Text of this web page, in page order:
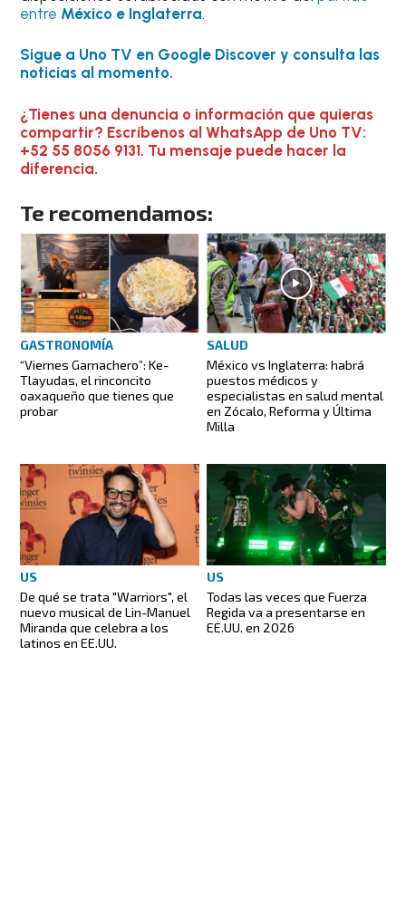
entre México e Inglaterra.
Sigue a Uno TV en Google Discover y consulta las
noticias al momento.
¿Tienes una denuncia o información que quieras
compartir? Escríbenos al WhatsApp de Uno TV:
+52 55 8056 9131. Tu mensaje puede hacer la
diferencia.
Te recomendamos:
GASTRONOMÍA
“Viernes Garnachero”: Ke-
Tlayudas, el rinconcito
oaxaqueño que tienes que
probar
SALUD
México vs Inglaterra: habrá
puestos médicos y
especialistas en salud mental
en Zócalo, Reforma y Última
Milla
US
De qué se trata "Warriors", el
nuevo musical de Lin-Manuel
Miranda que celebra a los
latinos en EE.UU.
US
Todas las veces que Fuerza
Regida va a presentarse en
EE.UU. en 2026